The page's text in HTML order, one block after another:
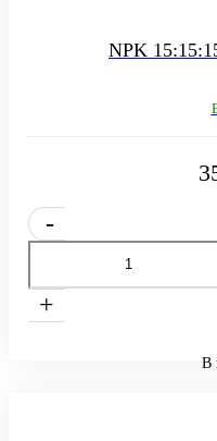
NPK
-
+
В